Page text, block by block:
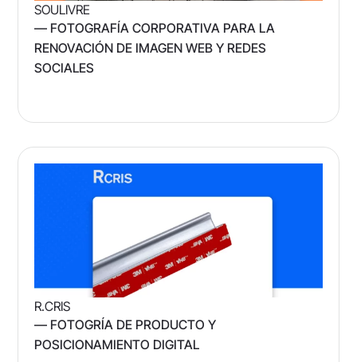
SOULIVRE
— FOTOGRAFÍA CORPORATIVA PARA LA
RENOVACIÓN DE IMAGEN WEB Y REDES
SOCIALES
R.CRIS
— FOTOGRÍA DE PRODUCTO Y
POSICIONAMIENTO DIGITAL